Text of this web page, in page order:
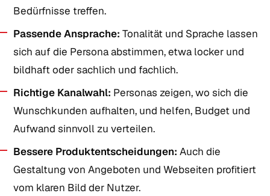
Bedürfnisse treffen.
Passende Ansprache: Tonalität und Sprache lassen
sich auf die Persona abstimmen, etwa locker und
bildhaft oder sachlich und fachlich.
Richtige Kanalwahl: Personas zeigen, wo sich die
Wunschkunden aufhalten, und helfen, Budget und
Aufwand sinnvoll zu verteilen.
Bessere Produktentscheidungen: Auch die
Gestaltung von Angeboten und Webseiten profitiert
vom klaren Bild der Nutzer.